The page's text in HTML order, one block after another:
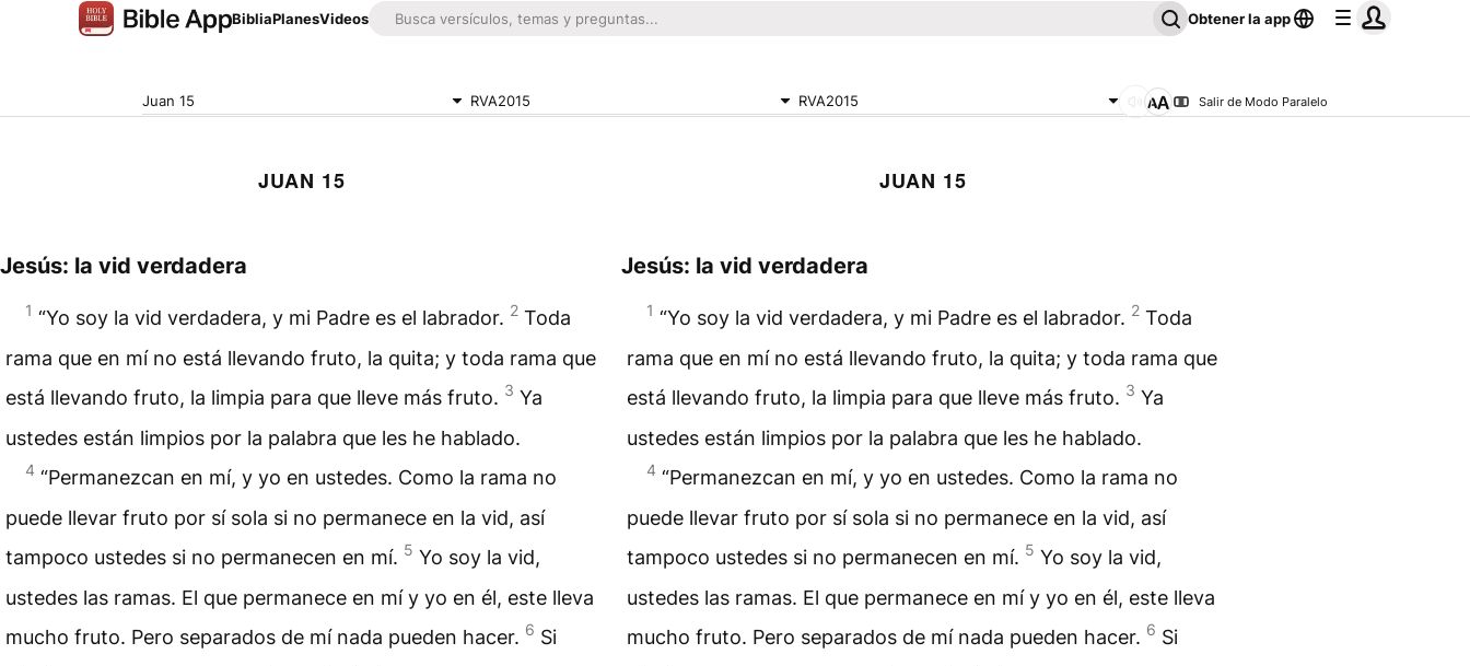
BibliaPlanesVideos Obtener la app
Juan 15 RVA2015 RVA2015 Salir de Modo Paralelo
JUAN 15
Jesús: la vid verdadera
1 “Yo soy la vid verdadera, y mi Padre es el labrador. 2 Toda
rama que en mí no está llevando fruto, la quita; y toda rama que
está llevando fruto, la limpia para que lleve más fruto. 3 Ya
ustedes están limpios por la palabra que les he hablado.
4 “Permanezcan en mí, y yo en ustedes. Como la rama no
puede llevar fruto por sí sola si no permanece en la vid, así
tampoco ustedes si no permanecen en mí. 5 Yo soy la vid,
ustedes las ramas. El que permanece en mí y yo en él, este lleva
mucho fruto. Pero separados de mí nada pueden hacer. 6 Si
JUAN 15
Jesús: la vid verdadera
1 “Yo soy la vid verdadera, y mi Padre es el labrador. 2 Toda
rama que en mí no está llevando fruto, la quita; y toda rama que
está llevando fruto, la limpia para que lleve más fruto. 3 Ya
ustedes están limpios por la palabra que les he hablado.
4 “Permanezcan en mí, y yo en ustedes. Como la rama no
puede llevar fruto por sí sola si no permanece en la vid, así
tampoco ustedes si no permanecen en mí. 5 Yo soy la vid,
ustedes las ramas. El que permanece en mí y yo en él, este lleva
mucho fruto. Pero separados de mí nada pueden hacer. 6 Si